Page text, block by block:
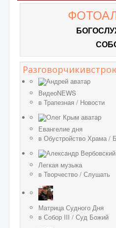
ВидеоNEWS
в Трапезная / Новости
Евангелие дня
в Обустройство Храма /
Легкая музыка
в Творчество / Слушать
Матрица Судного Дня
в Собор III / Суд Божий